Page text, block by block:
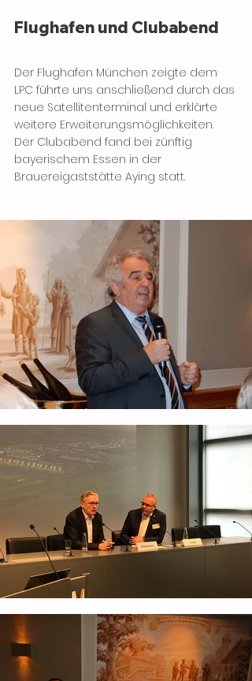
Flughafen und Clubabend
Der Flughafen München zeigte dem
LPC führte uns anschließend durch das
neue Satellitenterminal und erklärte
weitere Erweiterungsmöglichkeiten.
Der Clubabend fand bei zünftig
bayerischem Essen in der
Brauereigaststätte Aying statt.